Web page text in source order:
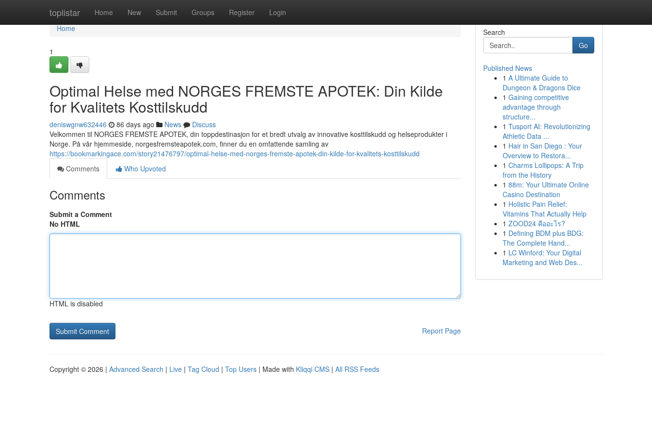
toplistar Home New Submit Groups Register Login
Home
Home
1
Optimal Helse med NORGES FREMSTE APOTEK: Din Kilde
for Kvalitets Kosttilskudd
deniswgnw632446 86 days ago News
Discuss
Velkommen til NORGES FREMSTE APOTEK, din toppdestinasjon for et bredt utvalg av innovative kosttilskudd og helseprodukter i
Norge. På vår hjemmeside, norgesfremsteapotek.com, finner du en omfattende samling av
https://bookmarkingace.com/story21476797/optimal-helse-med-norges-fremste-apotek-din-kilde-for-kvalitets-kosttilskudd
Comments
Who Upvoted
Comments
Submit a Comment
No HTML
HTML is disabled
Report Page
Search
Go
Published News
1 A Ultimate Guide to
Dungeon & Dragons Dice
1 Gaining competitive
advantage through
structure...
1 Tusport AI: Revolutionizing
Athletic Data ...
1 Hair in San Diego : Your
Overview to Restora...
1 Charms Lollipops: A Trip
from the History
1 88m: Your Ultimate Online
Casino Destination
1 Holistic Pain Relief:
Vitamins That Actually Help
1 ZOOD24 คืออะไร?
1 Defining BDM plus BDG:
The Complete Hand...
1 LC Winford: Your Digital
Marketing and Web Des...
Copyright © 2026 | Advanced Search | Live | Tag Cloud | Top Users | Made with Kliqqi CMS | All RSS Feeds